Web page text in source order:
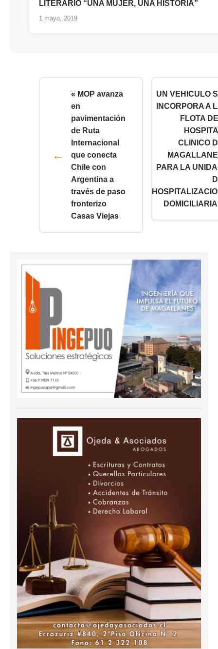
LITERARIO “UNA MUJER, UNA HISTORIA”
1 mayo, 2019
« MOP avanza
en
pavimentación
de Ruta
Internacional
que conecta
Chile con
Argentina a
través de paso
fronterizo
Casas Viejas
UN VEHICULO
INCORPORA A
FLOTA
CLINICO
PARA LA